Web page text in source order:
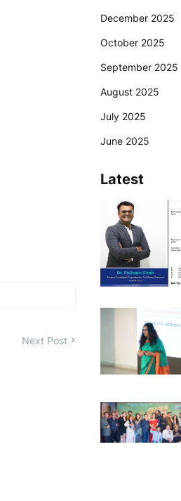
Next Post
December 2025
October 2025
September 2025
August 2025
July 2025
June 2025
Latest